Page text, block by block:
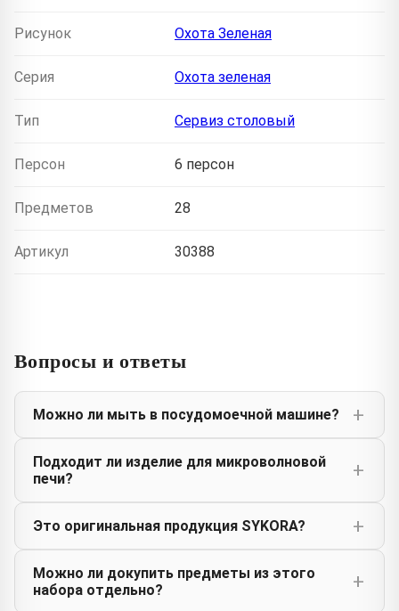
Рисунок Охота Зеленая
Серия Охота зеленая
Тип Сервиз столовый
Персон 6 персон
Предметов 28
Артикул 30388
Вопросы и ответы
Можно ли мыть в посудомоечной машине?
Подходит ли изделие для микроволновой
печи?
Это оригинальная продукция SYKORA?
Можно ли докупить предметы из этого
набора отдельно?